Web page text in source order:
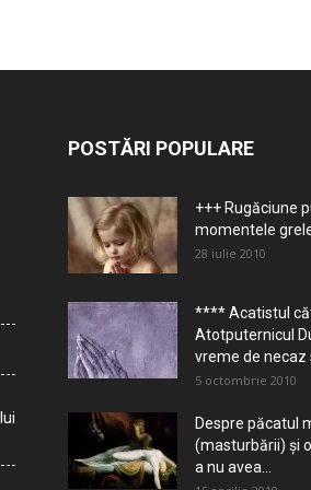
POSTĂRI POPULARE
+++ Rugăciune
momentele
28 iulie 2010
**** Acatistul
Atotputernicul
vreme de necaz
5 octombrie 2010
Despre păcatul
(masturbării) şi
a nu avea...